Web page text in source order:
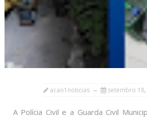
acao1noticias setembro 18,
A Polícia Civil e a Guarda Civil